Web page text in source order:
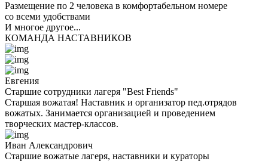
Размещение по 2 человека в комфортабельном номере
со всеми удобствами
И многое другое...
КОМАНДА НАСТАВНИКОВ
Евгения
Старшие сотрудники лагеря "Best Friends"
Старшая вожатая! Наставник и организатор пед.отрядов
вожатых. Занимается организацией и проведением
творческих мастер-классов.
Иван Александрович
Старшие вожатые лагеря, наставники и кураторы